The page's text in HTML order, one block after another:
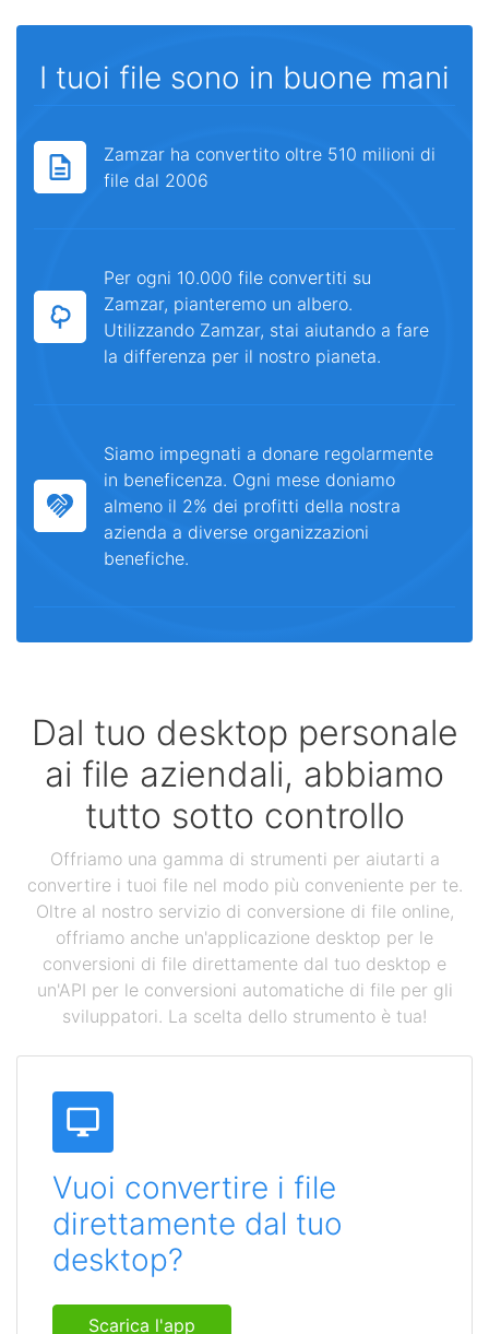
I tuoi file sono in buone mani
Zamzar ha convertito oltre 510 milioni di
file dal 2006
Per ogni 10.000 file convertiti su
Zamzar, pianteremo un albero.
Utilizzando Zamzar, stai aiutando a fare
la differenza per il nostro pianeta.
Siamo impegnati a donare regolarmente
in beneficenza. Ogni mese doniamo
almeno il 2% dei profitti della nostra
azienda a diverse organizzazioni
benefiche.
Dal tuo desktop personale
ai file aziendali, abbiamo
tutto sotto controllo
Offriamo una gamma di strumenti per aiutarti a
convertire i tuoi file nel modo più conveniente per te.
Oltre al nostro servizio di conversione di file online,
offriamo anche un'applicazione desktop per le
conversioni di file direttamente dal tuo desktop e
un'API per le conversioni automatiche di file per gli
sviluppatori. La scelta dello strumento è tua!
Vuoi convertire i file
direttamente dal tuo
desktop?
Scarica l'app